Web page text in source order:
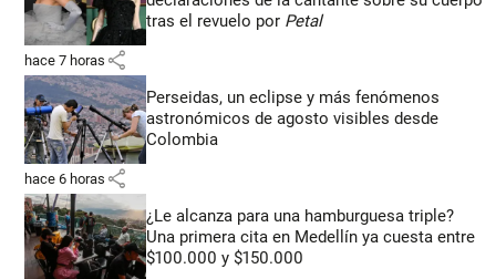
tras el revuelo por Petal
hace 7 horas share
Perseidas, un eclipse y más fenómenos
astronómicos de agosto visibles desde
Colombia
hace 6 horas share
¿Le alcanza para una hamburguesa triple?
Una primera cita en Medellín ya cuesta entre
$100.000 y $150.000